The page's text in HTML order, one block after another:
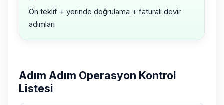
Ön teklif + yerinde doğrulama + faturalı devir
adımları
Adım Adım Operasyon Kontrol
Listesi